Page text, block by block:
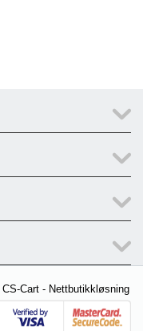
CS-Cart - Nettbutikkløsning